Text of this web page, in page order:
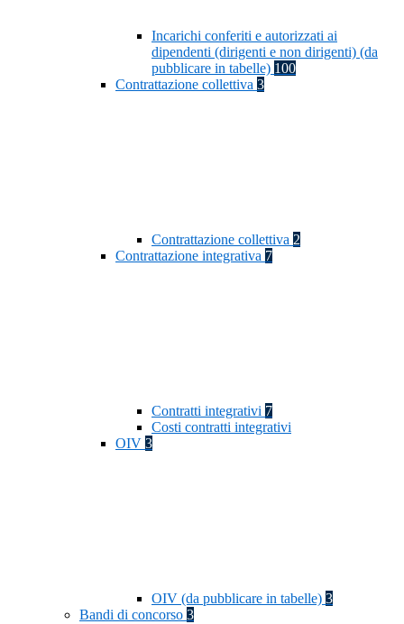
Incarichi conferiti e autorizzati ai
dipendenti (dirigenti e non dirigenti) (da
pubblicare in tabelle) 100
Contrattazione collettiva 3
Contrattazione collettiva 2
Contrattazione integrativa 7
Contratti integrativi 7
Costi contratti integrativi
OIV 3
OIV (da pubblicare in tabelle) 3
Bandi di concorso 3